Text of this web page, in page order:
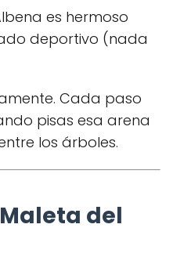
es hermoso
deportivo (nada
Cada paso
pisas esa arena
los árboles.
del